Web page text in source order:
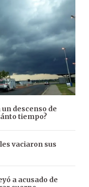
descenso de
tiempo?
vaciaron sus
a acusado de